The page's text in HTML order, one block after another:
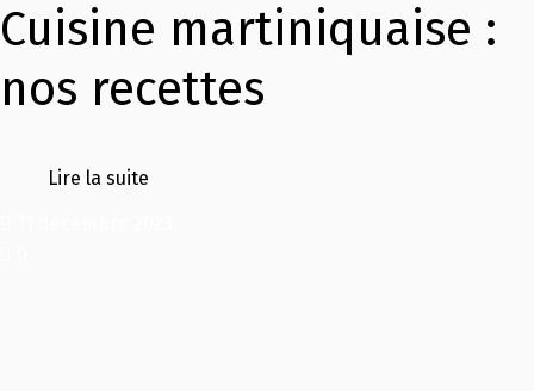
Cuisine martiniquaise :
nos recettes
Lire la suite